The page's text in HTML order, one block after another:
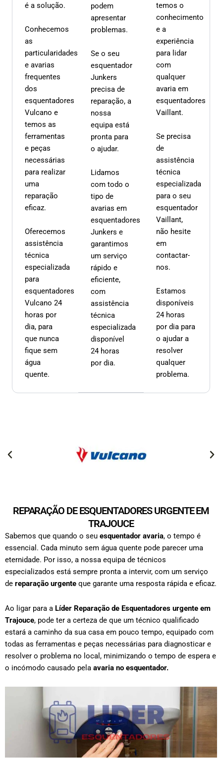
é a solução.
Conhecemos
as
particularidades
e avarias
frequentes
dos
esquentadores
Vulcano e
temos as
ferramentas
e peças
necessárias
para realizar
uma
reparação
eficaz.
Oferecemos
assistência
técnica
especializada
para
esquentadores
Vulcano 24
horas por
dia, para
que nunca
fique sem
água
quente.
podem
apresentar
problemas.
Se o seu
esquentador
Junkers
precisa de
reparação, a
nossa
equipa está
pronta para
o ajudar.
Lidamos
com todo o
tipo de
avarias em
esquentadores
Junkers e
garantimos
um serviço
rápido e
eficiente,
com
assistência
técnica
especializada
disponível
24 horas
por dia.
temos o
conhecimento
e a
experiência
para lidar
com
qualquer
avaria em
esquentadores
Vaillant.
Se precisa
de
assistência
técnica
especializada
para o seu
esquentador
Vaillant,
não hesite
em
contactar-
nos.
Estamos
disponíveis
24 horas
por dia para
o ajudar a
resolver
qualquer
problema.
REPARAÇÃO DE ESQUENTADORES URGENTE EM
TRAJOUCE
Sabemos que quando o seu esquentador avaria, o tempo é
essencial. Cada minuto sem água quente pode parecer uma
eternidade. Por isso, a nossa equipa de técnicos
especializados está sempre pronta a intervir, com um serviço
de reparação urgente que garante uma resposta rápida e eficaz.
Ao ligar para a Líder Reparação de Esquentadores urgente em
Trajouce, pode ter a certeza de que um técnico qualificado
estará a caminho da sua casa em pouco tempo, equipado com
todas as ferramentas e peças necessárias para diagnosticar e
resolver o problema no local, minimizando o tempo de espera e
o incómodo causado pela avaria no esquentador.